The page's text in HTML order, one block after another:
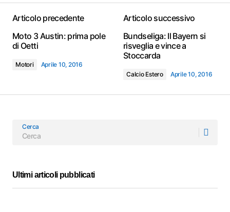
Articolo precedente
Moto 3 Austin: prima pole
di Oetti
Motori Aprile 10, 2016
Articolo successivo
Bundseliga: Il Bayern si
risveglia e vince a
Stoccarda
Calcio Estero Aprile 10, 2016
Cerca
Ultimi articoli pubblicati